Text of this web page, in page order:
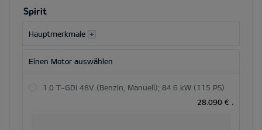
Spirit
Hauptmerkmale
Einen Motor auswählen
1.0 T-GDI 48V (Benzin, Manuell); 84.6 kW (115 PS)
28.090 €